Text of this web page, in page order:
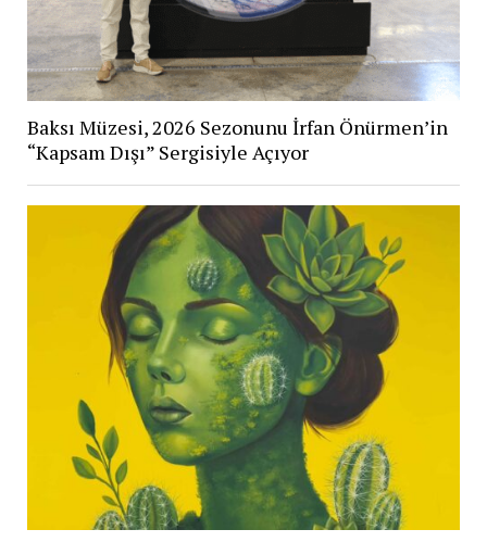
Baksı Müzesi, 2026 Sezonunu İrfan Önürmen’in
“Kapsam Dışı” Sergisiyle Açıyor